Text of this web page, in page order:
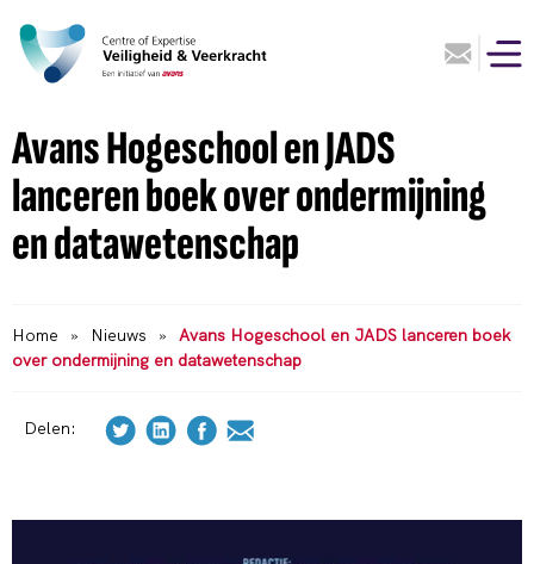
Avans Hogeschool en JADS
lanceren boek over ondermijning
en datawetenschap
Home » Nieuws »
Avans Hogeschool en JADS lanceren boek
over ondermijning en datawetenschap
Delen: